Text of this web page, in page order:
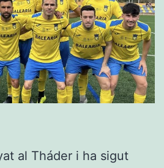
al Tháder i ha sigut